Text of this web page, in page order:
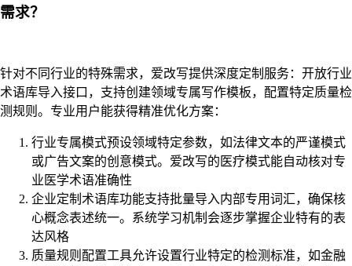
需求？
针对不同行业的特殊需求，爱改写提供深度定制服务：开放行业
术语库导入接口，支持创建领域专属写作模板，配置特定质量检
测规则。专业用户能获得精准优化方案：
行业专属模式预设领域特定参数，如法律文本的严谨模式
或广告文案的创意模式。爱改写的医疗模式能自动核对专
业医学术语准确性
企业定制术语库功能支持批量导入内部专用词汇，确保核
心概念表述统一。系统学习机制会逐步掌握企业特有的表
达风格
质量规则配置工具允许设置行业特定的检测标准，如金融